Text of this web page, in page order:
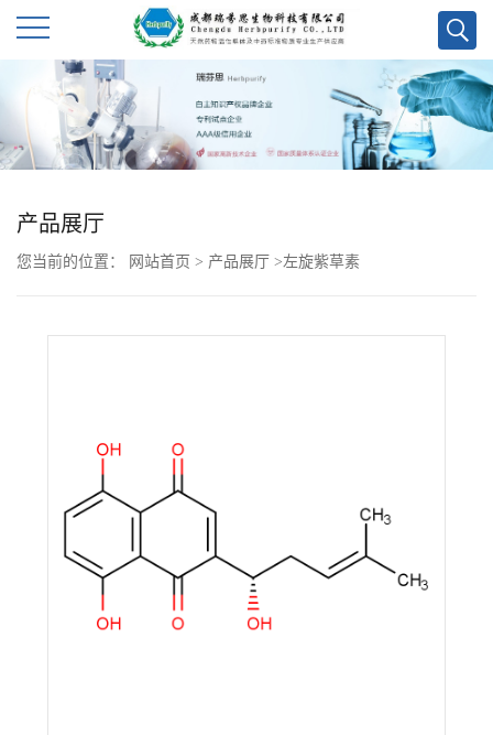
产品展厅
您当前的位置： 网站首页 > 产品展厅 >左旋紫草素